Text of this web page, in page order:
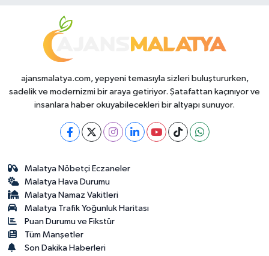
ajansmalatya.com, yepyeni temasıyla sizleri buluştururken,
sadelik ve modernizmi bir araya getiriyor. Şatafattan kaçınıyor ve
insanlara haber okuyabilecekleri bir altyapı sunuyor.
Malatya Nöbetçi Eczaneler
Malatya Hava Durumu
Malatya Namaz Vakitleri
Malatya Trafik Yoğunluk Haritası
Puan Durumu ve Fikstür
Tüm Manşetler
Son Dakika Haberleri